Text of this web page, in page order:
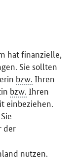
hat finanzielle,
Sie sollten
bzw. Ihren
bzw. Ihren
einbeziehen.
der
nutzen.